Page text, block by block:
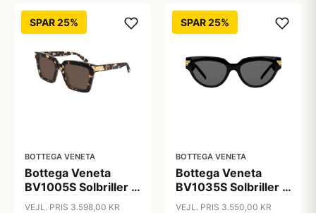
SPAR 25%
BOTTEGA VENETA
Bottega Veneta
BV1005S Solbriller -
Firkantede Brun
VEJL. PRIS 3.598,00 KR
SPAR 25%
BOTTEGA VENETA
Bottega Veneta
BV1035S Solbriller -
Katteøjne Sort
VEJL. PRIS 3.550,00 KR